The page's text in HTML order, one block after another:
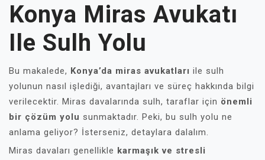
Konya Miras Avukatı
Ile Sulh Yolu
Bu makalede, Konya’da miras avukatları ile sulh
yolunun nasıl işlediği, avantajları ve süreç hakkında bilgi
verilecektir. Miras davalarında sulh, taraflar için önemli
bir çözüm yolu sunmaktadır. Peki, bu sulh yolu ne
anlama geliyor? İsterseniz, detaylara dalalım.
Miras davaları genellikle karmaşık ve stresli